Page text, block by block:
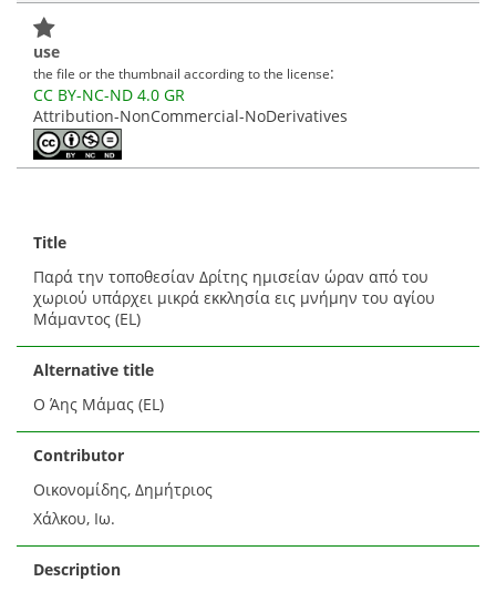
use
the file or the thumbnail according to the license:
CC BY-NC-ND 4.0 GR
Attribution-NonCommercial-NoDerivatives
Title
Παρά την τοποθεσίαν Δρίτης ημισείαν ώραν από του
χωριού υπάρχει μικρά εκκλησία εις μνήμην του αγίου
Μάμαντος (EL)
Alternative title
Ο Άης Μάμας (EL)
Contributor
Οικονομίδης, Δημήτριος
Χάλκου, Ιω.
Description